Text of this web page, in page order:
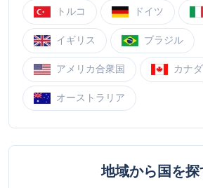
トルコ ドイツ
イギリス ブラジル
アメリカ合衆国 カナダ
オーストラリア
地域から国を探